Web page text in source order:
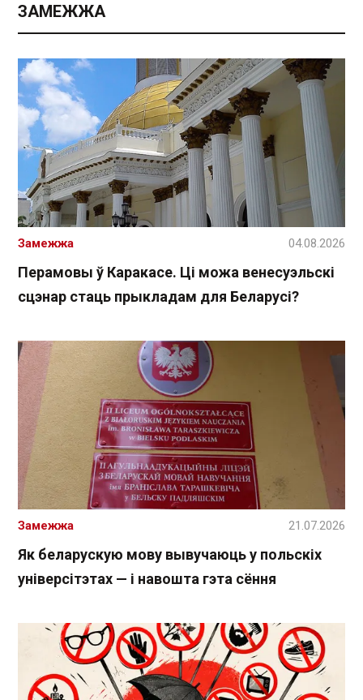
ЗАМЕЖЖА
Перамовы ў Каракасе. Ці можа венесуэльскі
сцэнар стаць прыкладам для Беларусі?
Замежжа 04.08.2026
Як беларускую мову вывучаюць у польскіх
універсітэтах — і навошта гэта сёння
Замежжа 21.07.2026